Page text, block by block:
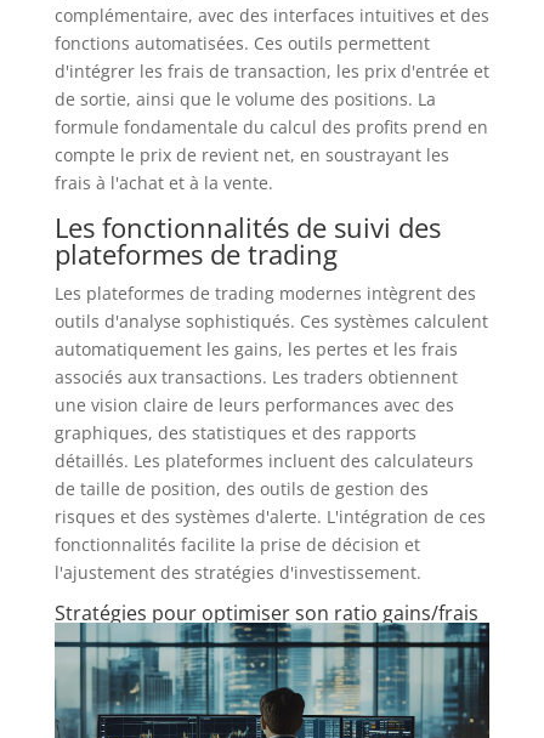
complémentaire, avec des interfaces intuitives et des
fonctions automatisées. Ces outils permettent
d'intégrer les frais de transaction, les prix d'entrée et
de sortie, ainsi que le volume des positions. La
formule fondamentale du calcul des profits prend en
compte le prix de revient net, en soustrayant les
frais à l'achat et à la vente.
Les fonctionnalités de suivi des
plateformes de trading
Les plateformes de trading modernes intègrent des
outils d'analyse sophistiqués. Ces systèmes calculent
automatiquement les gains, les pertes et les frais
associés aux transactions. Les traders obtiennent
une vision claire de leurs performances avec des
graphiques, des statistiques et des rapports
détaillés. Les plateformes incluent des calculateurs
de taille de position, des outils de gestion des
risques et des systèmes d'alerte. L'intégration de ces
fonctionnalités facilite la prise de décision et
l'ajustement des stratégies d'investissement.
Stratégies pour optimiser son ratio gains/frais